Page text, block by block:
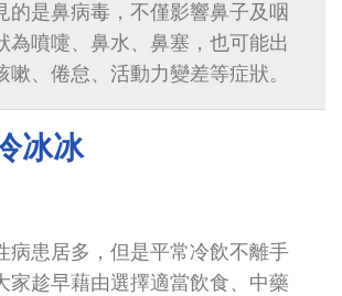
是鼻病毒，不僅影響鼻子及咽
噴嚏、鼻水、鼻塞，也可能出
、倦怠、活動力變差等症狀。
冰冰
病患居多，但是平常冷飲不離手
家趁早藉由選擇適當飲食、中藥